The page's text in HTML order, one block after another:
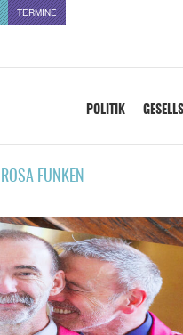
TERMINE
POLITIK
ROSA FUNKEN